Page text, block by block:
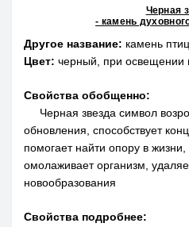
Черная
- камень
Другое название: камень
Цвет: черный, при освещении
Свойства обобщенно:
Черная звезда символ
обновления, способствует
помогает найти опору в
омолаживает организм,
новообразования
Свойства подробнее: